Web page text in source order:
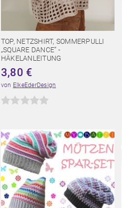
TOP, NETZSHIRT, SOMMERPULLI
„SQUARE DANCE“ -
HÄKELANLEITUNG
3,80 €
von ElkeEderDesign